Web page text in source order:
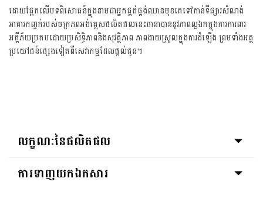
ដោយផ្អែកលើបទពិសោធន៍ក្នុងនាមជាអ្នកផ្គត់ផ្គង់ឈានមុខគេទៅកាន់ទីផ្សារសំណង់
អាគារកញ្ចក់របស់ចក្រភពអង់គ្លេសផលិតផលនេះធានាបាននូវភាពល្អឯកក្នុងការការពារ
អគ្គីភ័យប្រកបដោយប្រសិទ្ធិភាពនិងសុវត្ថិភាព ភាពងាយស្រួលក្នុងការដំឡើង ព្រមទាំងអត្ថ
ប្រយៅជន៍ផ្សេងទៀតពីសេវាកម្មដែលផ្ដល់ជូន។
លក្ខណៈនៃផលិតផល
ការទាញយកឯកសារ